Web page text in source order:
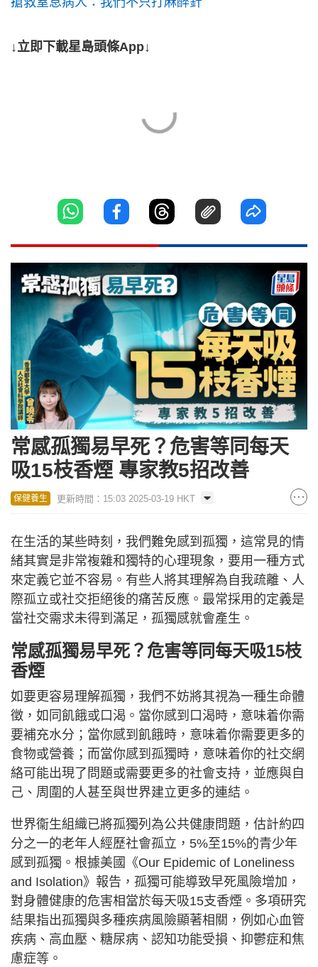
↓立即下載星島頭條App↓
常感孤獨易早死？危害等同每天
吸15枝香煙 專家教5招改善
保健養生 更新時間：15:03 2025-03-19 HKT
在生活的某些時刻，我們難免感到孤獨，這常見的情
緒其實是非常複雜和獨特的心理現象，要用一種方式
來定義它並不容易。有些人將其理解為自我疏離、人
際孤立或社交拒絕後的痛苦反應。最常採用的定義是
當社交需求未得到滿足，孤獨感就會產生。
常感孤獨易早死？危害等同每天吸15枝
香煙
如要更容易理解孤獨，我們不妨將其視為一種生命體
徵，如同飢餓或口渴。當你感到口渴時，意味着你需
要補充水分；當你感到飢餓時，意味着你需要更多的
食物或營養；而當你感到孤獨時，意味着你的社交網
絡可能出現了問題或需要更多的社會支持，並應與自
己、周圍的人甚至與世界建立更多的連結。
世界衞生組織已將孤獨列為公共健康問題，估計約四
分之一的老年人經歷社會孤立，5%至15%的青少年
感到孤獨。根據美國《Our Epidemic of Loneliness
and Isolation》報告，孤獨可能導致早死風險增加，
對身體健康的危害相當於每天吸15支香煙。多項研究
結果指出孤獨與多種疾病風險顯著相關，例如心血管
疾病、高血壓、糖尿病、認知功能受損、抑鬱症和焦
慮症等。